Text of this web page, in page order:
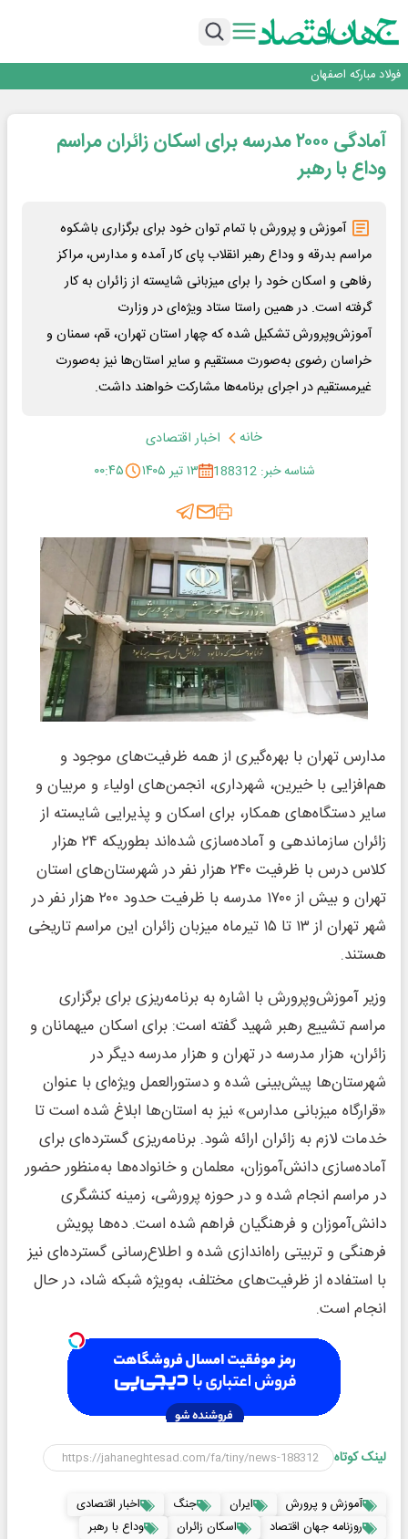
تداوم صعود مس در بازارهای جهانی؛ قیمت فلز سرخ از ۱۴هزار دلار در هر تن عبور کرد
فولاد در تله قیمت‌گذاری دستوری
فولاد مبارکه اصفهان
افتتاح بزرگ‌ترین و مجهزترین آموزشگاه فنی وحرفه ای آزاد تخصصی انرژی‌های نو و
تجدیدپذیر با حضور استاندار اصفهان
گفتگو با کاوه معلمی، مدیر حسابداری مدیریت فولادسنگان
تداوم صعود مس در بازارهای جهانی؛ قیمت فلز سرخ از ۱۴هزار دلار در هر تن عبور کرد
فولاد در تله قیمت‌گذاری دستوریآمادگی ۲۰۰۰ مدرسه برای اسکان زائران مراسم
وداع با رهبر
آموزش و پرورش با تمام توان خود برای برگزاری باشکوه
مراسم بدرقه و وداع رهبر انقلاب پای کار آمده و مدارس، مراکز
رفاهی و اسکان خود را برای میزبانی شایسته از زائران به کار
گرفته است. در همین راستا ستاد ویژه‌ای در وزارت
آموزش‌وپرورش تشکیل شده که چهار استان تهران، قم، سمنان و
خراسان رضوی به‌صورت مستقیم و سایر استان‌ها نیز به‌صورت
غیرمستقیم در اجرای برنامه‌ها مشارکت خواهند داشت.
خانه
اخبار اقتصادی
شناسه خبر: 188312
۱۳ تیر ۱۴۰۵ ۰۰:۴۵
مدارس تهران با بهره‌گیری از همه ظرفیت‌های موجود و
هم‌افزایی با خیرین، شهرداری، انجمن‌های اولیاء و مربیان و
سایر دستگاه‌های همکار، برای اسکان و پذیرایی شایسته از
زائران سازماندهی و آماده‌سازی شده‌اند بطوریکه ۲۴ هزار
کلاس درس با ظرفیت ۲۴۰ هزار نفر در شهرستان‌های استان
تهران و بیش از ۱۷۰۰ مدرسه با ظرفیت حدود ۲۰۰ هزار نفر در
شهر تهران از ۱۳ تا ۱۵ تیرماه میزبان زائران این مراسم تاریخی
هستند.
وزیر آموزش‌وپرورش با اشاره به برنامه‌ریزی برای برگزاری
مراسم تشییع رهبر شهید گفته است: برای اسکان میهمانان و
زائران، هزار مدرسه در تهران و هزار مدرسه دیگر در
شهرستان‌ها پیش‌بینی شده و دستورالعمل ویژه‌ای با عنوان
«قرارگاه میزبانی مدارس» نیز به استان‌ها ابلاغ شده است تا
خدمات لازم به زائران ارائه شود. برنامه‌ریزی گسترده‌ای برای
آماده‌سازی دانش‌آموزان، معلمان و خانواده‌ها به‌منظور حضور
در مراسم انجام شده و در حوزه پرورشی، زمینه کنشگری
دانش‌آموزان و فرهنگیان فراهم شده است. ده‌ها پویش
فرهنگی و تربیتی راه‌اندازی شده و اطلاع‌رسانی گسترده‌ای نیز
با استفاده از ظرفیت‌های مختلف، به‌ویژه شبکه شاد، در حال
انجام است.
لینک کوتاه
آموزش و پرورش ایران جنگ
اخبار اقتصادی
روزنامه جهان اقتصاد
اسکان زائران وداع با رهبر